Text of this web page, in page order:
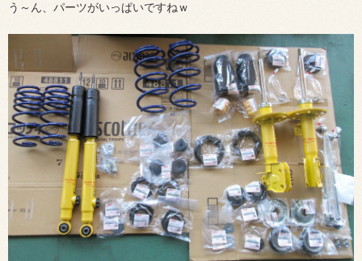
う～ん、パーツがいっぱいですねｗ